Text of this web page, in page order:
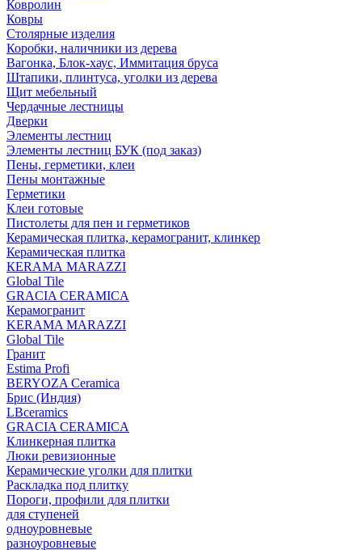
Ковролин
Ковры
Столярные изделия
Коробки, наличники из дерева
Вагонка, Блок-хаус, Иммитация бруса
Штапики, плинтуса, уголки из дерева
Щит мебельный
Чердачные лестницы
Дверки
Элементы лестниц
Элементы лестниц БУК (под заказ)
Пены, герметики, клеи
Пены монтажные
Герметики
Клеи готовые
Пистолеты для пен и герметиков
Керамическая плитка, керамогранит, клинкер
Керамическая плитка
КЕRАМА MARAZZI
Global Tile
GRACIA CERAMICA
Керамогранит
KERAMA MARAZZI
Global Tile
Гранит
Estima Profi
BERYOZA Ceramica
Брис (Индия)
LBceramics
GRACIA CERAMICA
Клинкерная плитка
Люки ревизионные
Керамические уголки для плитки
Раскладка под плитку
Пороги, профили для плитки
для ступеней
одноуровневые
разноуровневые